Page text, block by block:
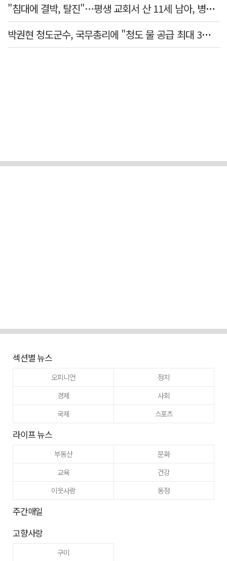
"침대에 결박, 탈진"…평생 교회서 산 11세 남아, 병원 이송 끝 숨져
박권현 청도군수, 국무총리에 "청도 물 공급 최대 3만t 늘려달라"
섹션별 뉴스
오피니언
정치
경제
사회
국제
스포츠
라이프 뉴스
부동산
문화
교육
건강
이웃사랑
동정
주간매일
고향사랑
구미